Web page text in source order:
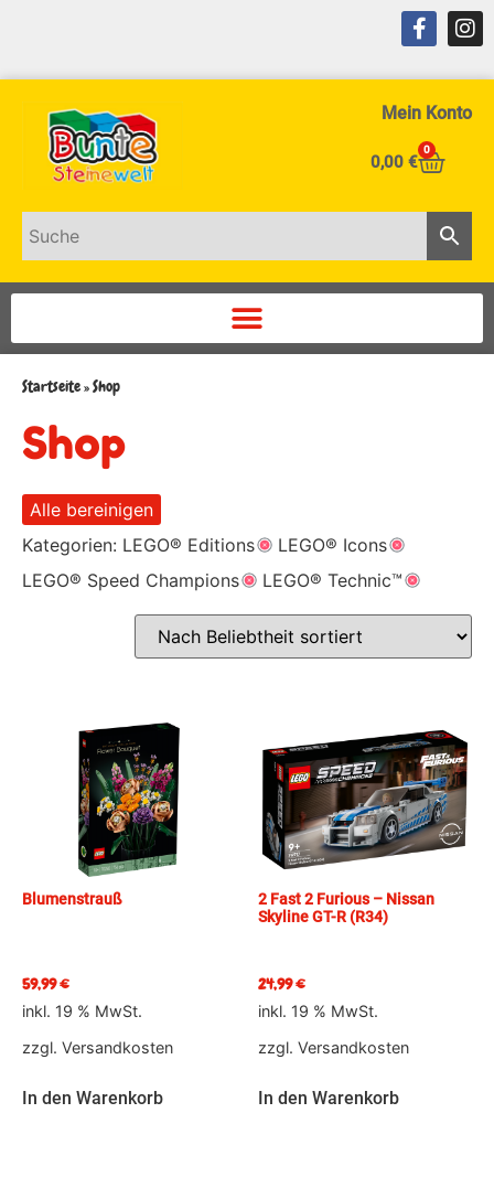
Mein Konto
0,00 €
0
Startseite»Shop
Shop
Alle bereinigen
Kategorien: LEGO® Editions
LEGO® Icons
LEGO® Speed Champions
LEGO® Technic™
Blumenstrauß
59,99€
inkl. 19 % MwSt.
zzgl. Versandkosten
In den Warenkorb
2 Fast 2 Furious – Nissan
Skyline GT-R (R34)
24,99€
inkl. 19 % MwSt.
zzgl. Versandkosten
In den Warenkorb